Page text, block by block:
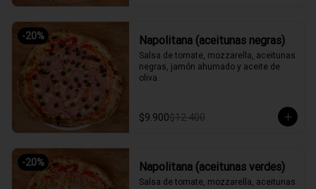
-20% Napolitana (aceitunas negras)
Salsa de tomate, mozzarella, aceitunas
negras, jamón ahumado y aceite de
oliva.
$9.900$12.400
-20% Napolitana (aceitunas verdes)
Salsa de tomate, mozzarella, aceitunas